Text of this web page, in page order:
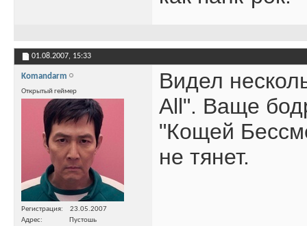
01.08.2007, 15:33
Komandarm
Открытый геймер
Регистрация
23.05.2007
Адрес
Пустошь
Видел
All". Ваще
"Кощей
не тянет.